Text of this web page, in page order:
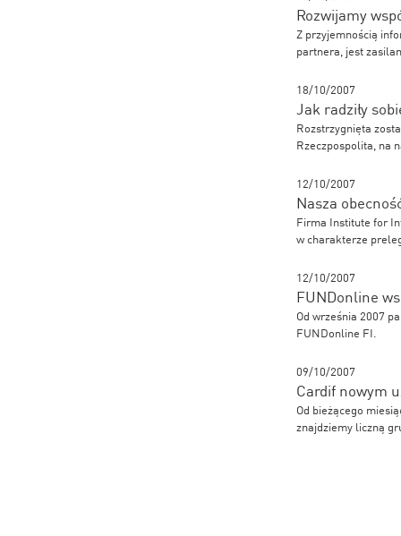
Rozwijamy
Z przyjemnością
partnera, jest
18/10/2007
Jak radziły
Rozstrzygnięta
Rzeczpospolita, na
12/10/2007
Nasza
Firma Institute for
w charakterze
12/10/2007
FUNDonline
Od września 2007
FUNDonline FI.
09/10/2007
Cardif nowym
Od bieżącego
znajdziemy liczną